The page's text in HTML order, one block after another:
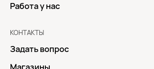
Работа у нас
КОНТАКТЫ
Задать вопрос